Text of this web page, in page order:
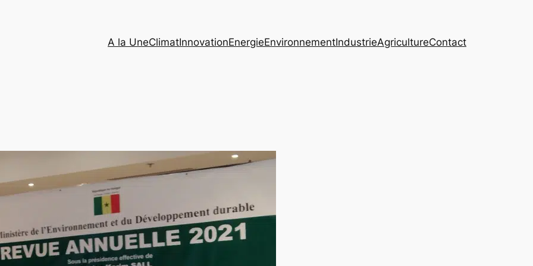
A la UneClimatInnovationEnergieEnvironnementIndustrieAgricultureContact